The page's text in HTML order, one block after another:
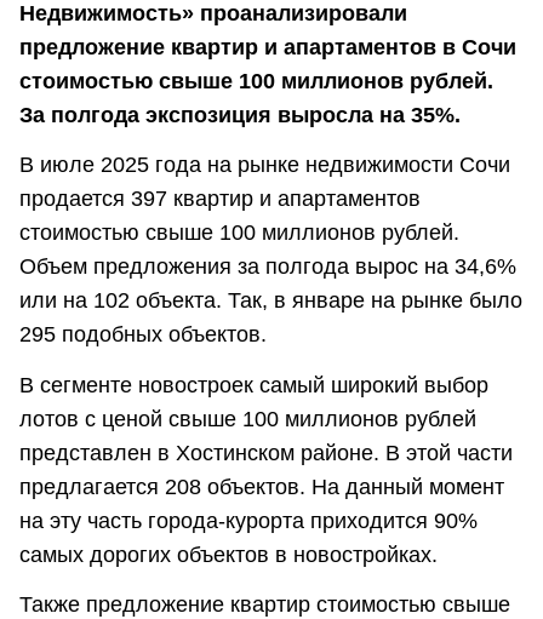
Недвижимость» проанализировали
предложение квартир и апартаментов в Сочи
стоимостью свыше 100 миллионов рублей.
За полгода экспозиция выросла на 35%.
В июле 2025 года на рынке недвижимости Сочи
продается 397 квартир и апартаментов
стоимостью свыше 100 миллионов рублей.
Объем предложения за полгода вырос на 34,6%
или на 102 объекта. Так, в январе на рынке было
295 подобных объектов.
В сегменте новостроек самый широкий выбор
лотов с ценой свыше 100 миллионов рублей
представлен в Хостинском районе. В этой части
предлагается 208 объектов. На данный момент
на эту часть города-курорта приходится 90%
самых дорогих объектов в новостройках.
Также предложение квартир стоимостью свыше